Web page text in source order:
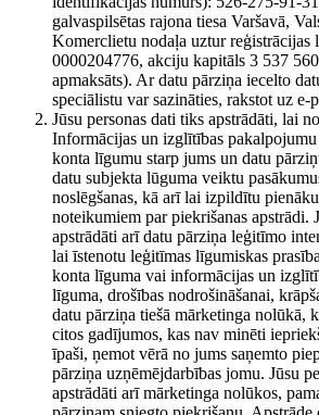
galvaspilsētas rajona tiesa Varšavā,
Komerclietu nodaļa uztur reģistrācijas
0000204776, akciju kapitāls 3 537
apmaksāts). Ar datu pārziņa iecelto
speciālistu var sazināties, rakstot uz e-
Jūsu personas dati tiks apstrādāti, lai
Informācijas un izglītības
konta līgumu starp jums un datu
datu subjekta lūguma veiktu
noslēgšanas, kā arī lai izpildītu
noteikumiem par piekrišanas apstrādi.
apstrādāti arī datu pārziņa leģitīmo
lai īstenotu leģitīmas līgumiskas
konta līguma vai informācijas un
līguma, drošības nodrošināšanai,
datu pārziņa tiešā mārketinga nolūkā,
citos gadījumos, kas nav minēti
īpaši, ņemot vērā no jums saņemto
pārziņa uzņēmējdarbības jomu. Jūsu
apstrādāti arī mārketinga nolūkos,